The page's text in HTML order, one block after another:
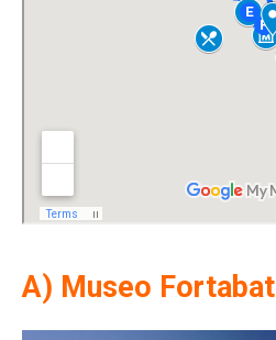
A) Museo Fortabat